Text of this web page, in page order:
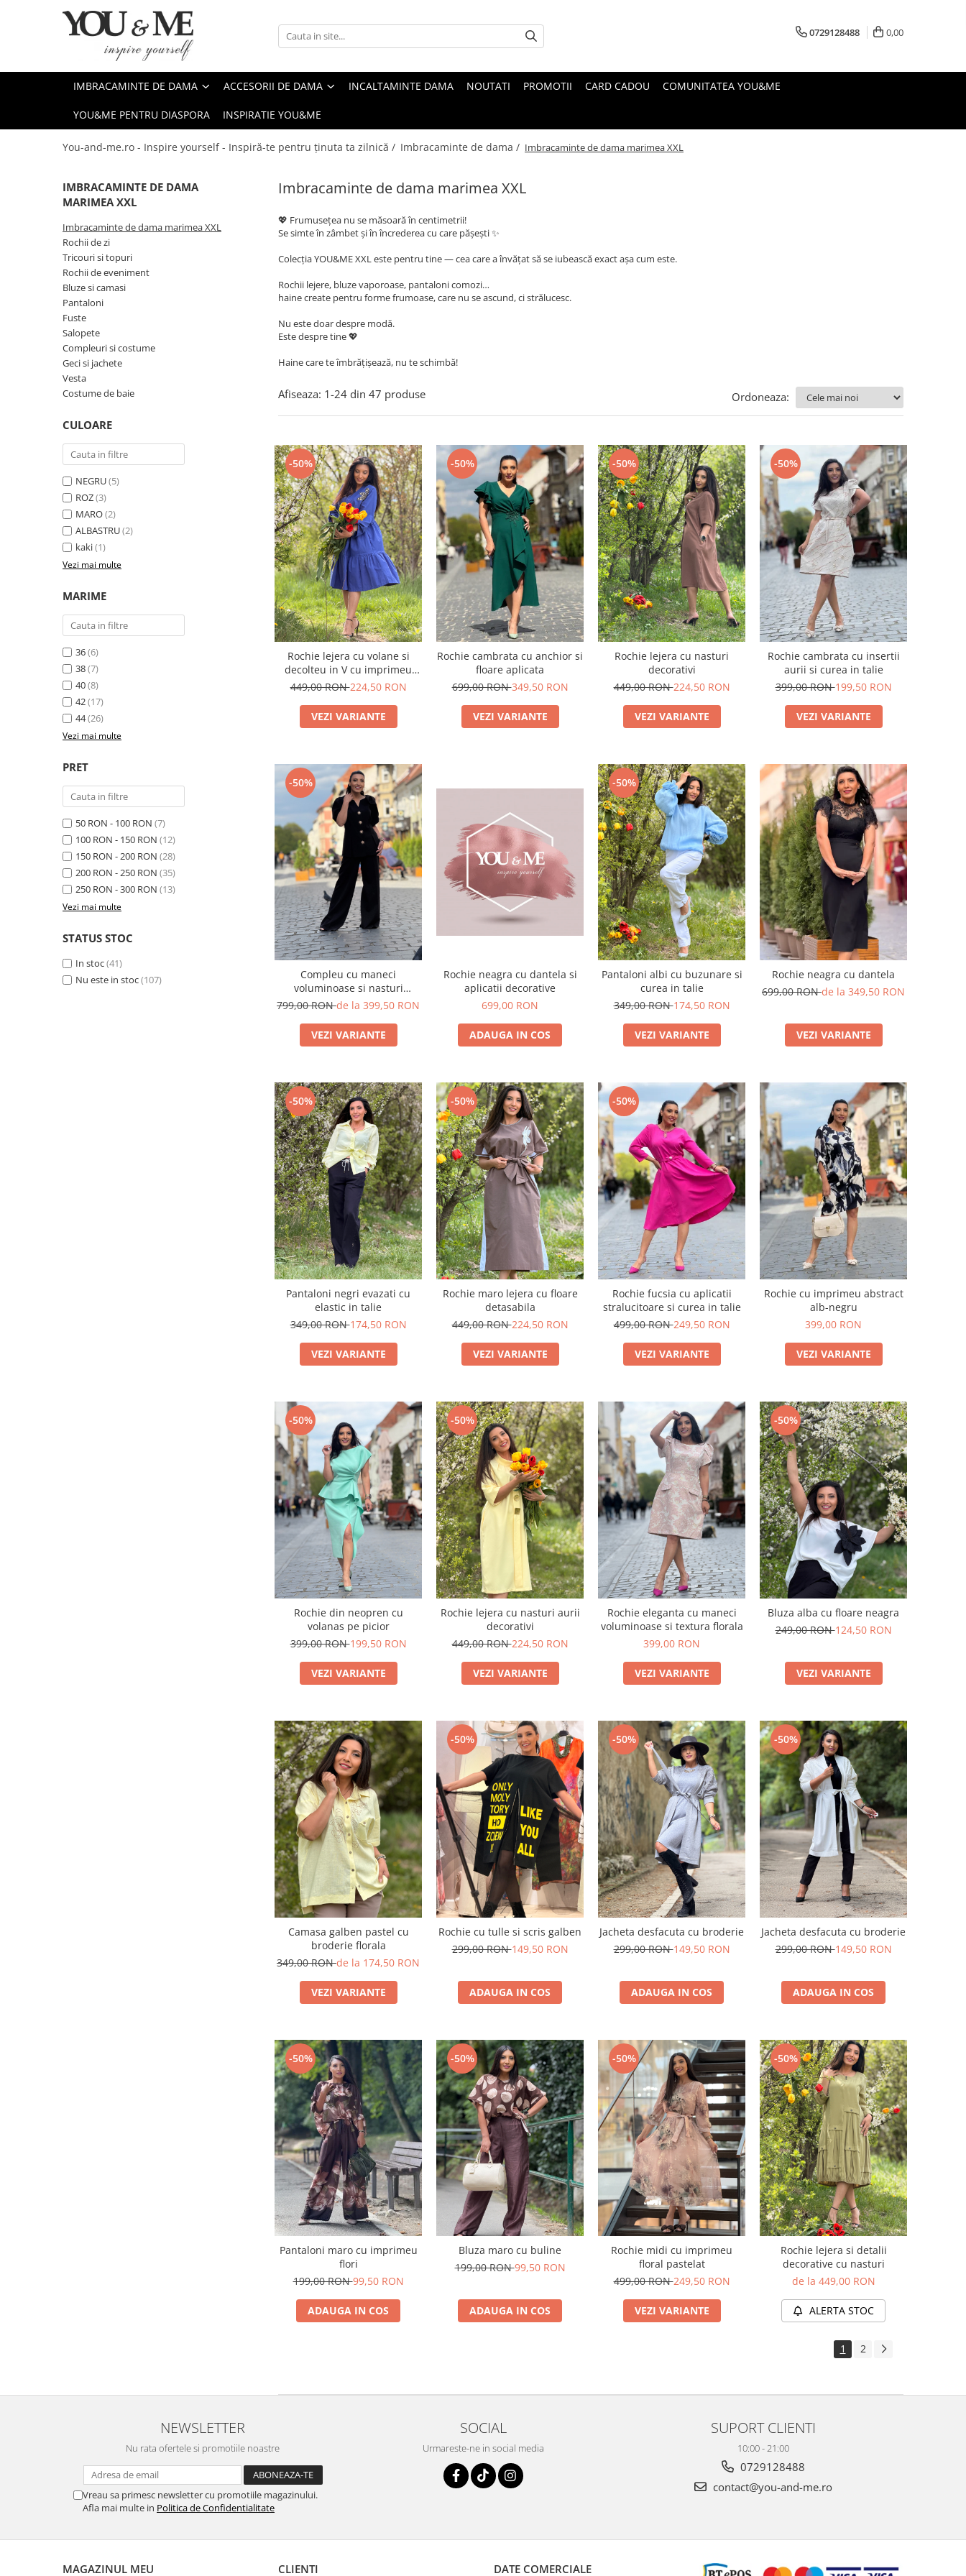
Imbracaminte de dama
Geci si jachete
Rochii de zi
Compleuri si costume
Tricouri si topuri
Costume de baie
Accesorii de dama
Coliere si brose
0729128488 0,00
IMBRACAMINTE DE DAMA ACCESORII DE DAMA INCALTAMINTE DAMA NOUTATI PROMOTII CARD CADOU COMUNITATEA YOU&ME
YOU&ME PENTRU DIASPORA INSPIRATIE YOU&ME
You-and-me.ro - Inspire yourself - Inspiră-te pentru ținuta ta zilnică / Imbracaminte de dama / Imbracaminte de dama marimea XXL
Imbracaminte de dama marimea XXL
💖 Frumusețea nu se măsoară în centimetrii!
Se simte în zâmbet și în încrederea cu care pășești ✨
Colecția YOU&ME XXL este pentru tine — cea care a învățat să se iubească exact așa cum este.
Rochii lejere, bluze vaporoase, pantaloni comozi…
haine create pentru forme frumoase, care nu se ascund, ci strălucesc.
Nu este doar despre modă.
Este despre tine 💖
Haine care te îmbrățișează, nu te schimbă!
IMBRACAMINTE DE DAMA
MARIMEA XXL
Imbracaminte de dama marimea XXL
Rochii de zi
Tricouri si topuri
Rochii de eveniment
Bluze si camasi
Pantaloni
Fuste
Salopete
Compleuri si costume
Geci si jachete
Vesta
Costume de baie
CULOARE
NEGRU(5)
ROZ(3)
MARO(2)
ALBASTRU(2)
kaki(1)
Vezi mai multe
MARIME
36(6)
38(7)
40(8)
42(17)
44(26)
Vezi mai multe
PRET
50 RON - 100 RON (7)
100 RON - 150 RON (12)
150 RON - 200 RON (28)
200 RON - 250 RON (35)
250 RON - 300 RON (13)
Vezi mai multe
STATUS STOC
In stoc(41)
Nu este in stoc(107)
Afiseaza: 1-24 din 47 produse Ordoneaza:
-50%
Rochie lejera cu volane si
decolteu in V cu imprimeu
floare
449,00 RON224,50 RON
VEZI VARIANTE
-50%
Rochie cambrata cu anchior si
floare aplicata
699,00 RON349,50 RON
VEZI VARIANTE
-50%
Rochie lejera cu nasturi
decorativi
449,00 RON224,50 RON
VEZI VARIANTE
-50%
Rochie cambrata cu insertii
aurii si curea in talie
399,00 RON199,50 RON
VEZI VARIANTE
-50%
Compleu cu maneci
voluminoase si nasturi
decorativi
799,00 RONde la 399,50 RON
VEZI VARIANTE
Rochie neagra cu dantela si
aplicatii decorative
699,00 RON
ADAUGA IN COS
-50%
Pantaloni albi cu buzunare si
curea in talie
349,00 RON174,50 RON
VEZI VARIANTE
Rochie neagra cu dantela
699,00 RONde la 349,50 RON
VEZI VARIANTE
-50%
Pantaloni negri evazati cu
elastic in talie
349,00 RON174,50 RON
VEZI VARIANTE
-50%
Rochie maro lejera cu floare
detasabila
449,00 RON224,50 RON
VEZI VARIANTE
-50%
Rochie fucsia cu aplicatii
stralucitoare si curea in talie
499,00 RON249,50 RON
VEZI VARIANTE
Rochie cu imprimeu abstract
alb-negru
399,00 RON
VEZI VARIANTE
-50%
Rochie din neopren cu
volanas pe picior
399,00 RON199,50 RON
VEZI VARIANTE
-50%
Rochie lejera cu nasturi aurii
decorativi
449,00 RON224,50 RON
VEZI VARIANTE
Rochie eleganta cu maneci
voluminoase si textura florala
399,00 RON
VEZI VARIANTE
-50%
Bluza alba cu floare neagra
249,00 RON124,50 RON
VEZI VARIANTE
Camasa galben pastel cu
broderie florala
349,00 RONde la 174,50 RON
VEZI VARIANTE
-50%
Rochie cu tulle si scris galben
299,00 RON149,50 RON
ADAUGA IN COS
-50%
Jacheta desfacuta cu broderie
299,00 RON149,50 RON
ADAUGA IN COS
-50%
Jacheta desfacuta cu broderie
299,00 RON149,50 RON
ADAUGA IN COS
-50%
Pantaloni maro cu imprimeu
flori
199,00 RON99,50 RON
ADAUGA IN COS
-50%
Bluza maro cu buline
199,00 RON99,50 RON
ADAUGA IN COS
-50%
Rochie midi cu imprimeu
floral pastelat
499,00 RON249,50 RON
VEZI VARIANTE
-50%
Rochie lejera si detalii
decorative cu nasturi
de la 449,00 RON
ALERTA STOC
1 2
NEWSLETTER
Nu rata ofertele si promotiile noastre
Vreau sa primesc newsletter cu promotiile magazinului.
Afla mai multe in Politica de Confidentialitate
SOCIAL
Urmareste-ne in social media
SUPORT CLIENTI
10:00 - 21:00
0729128488
contact@you-and-me.ro
MAGAZINUL MEU CLIENTI DATE COMERCIALE